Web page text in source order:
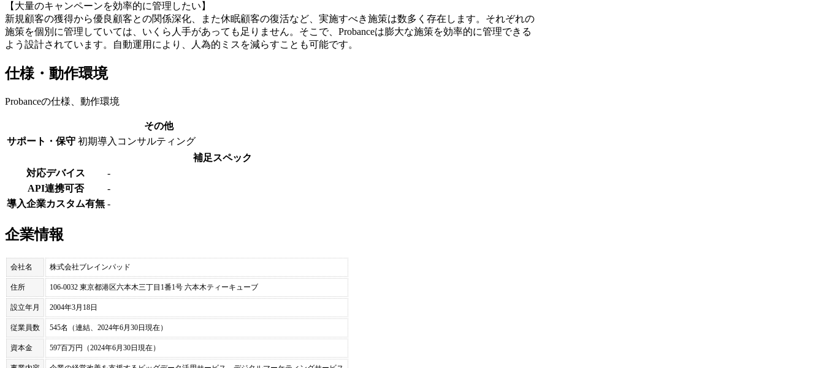
【大量のキャンペーンを効率的に管理したい】
新規顧客の獲得から優良顧客との関係深化、また休眠顧客の復活など、実施すべき施策は数多く存在します。それぞれの
施策を個別に管理していては、いくら人手があっても足りません。そこで、Probanceは膨大な施策を効率的に管理できる
よう設計されています。自動運用により、人為的ミスを減らすことも可能です。
仕様・動作環境
Probanceの仕様、動作環境
その他
サポート・保守 初期導入コンサルティング
補足スペック
対応デバイス
-
API連携可否
-
導入企業カスタム有無 -
企業情報
会社名 株式会社ブレインパッド
住所 106-0032 東京都港区六本木三丁目1番1号 六本木ティーキューブ
設立年月 2004年3月18日
従業員数 545名（連結、2024年6月30日現在）
資本金 597百万円（2024年6月30日現在）